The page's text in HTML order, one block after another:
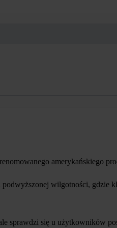
renomowanego amerykańskiego
wilgotności, gdzie
sprawdzi się u użytkowników